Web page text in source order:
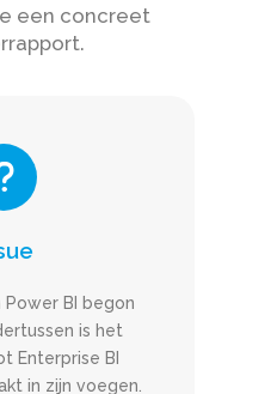
een concreet
BI begon
is het
Enterprise BI
in zijn voegen.